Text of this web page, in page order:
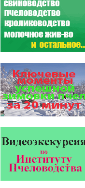
На рынке, где есть Варроадез
очень сложно приходится
конкурентным препаратам
- они просто не выдерживают
конкуренцию ни по цене,…
Прополис играет решающую
семьи.
Он обеспечивает безупречную
чистоту улья, или древесного
дупла, где…
Язык танцев и звуков
Пчелы общаются с помощью
языка танцев и звуков. Это…
решена! -
поочередное применение
препаратов ЗАО
АГРОБИОПРОМ: Апидез,
Варроадез,Амипол-Т,…